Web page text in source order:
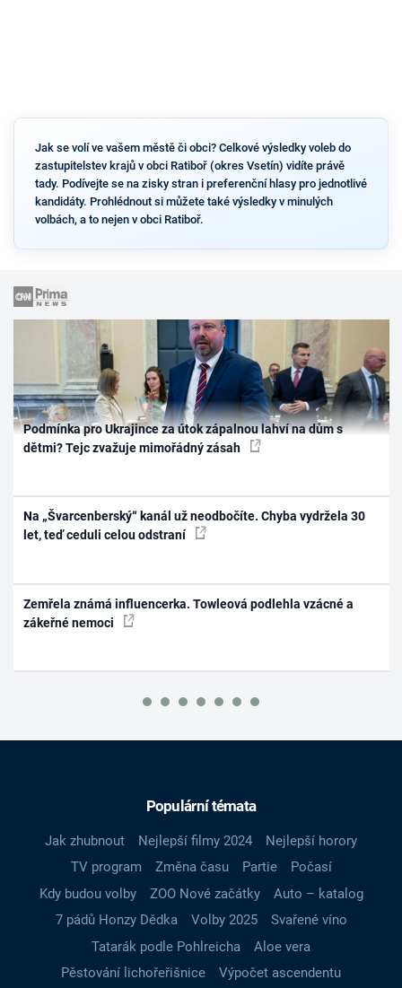
Jak se volí ve vašem městě či obci? Celkové výsledky voleb do
zastupitelstev krajů v obci Ratiboř (okres Vsetín) vidíte právě
tady. Podívejte se na zisky stran i preferenční hlasy pro jednotlivé
kandidáty. Prohlédnout si můžete také výsledky v minulých
volbách, a to nejen v obci Ratiboř.
Podmínka pro Ukrajince za útok zápalnou lahví na dům s
dětmi? Tejc zvažuje mimořádný zásah
Na „Švarcenberský“ kanál už neodbočíte. Chyba vydržela 30
let, teď ceduli celou odstraní
Zemřela známá influencerka. Towleová podlehla vzácné a
zákeřné nemoci
Populární témata
Jak zhubnout Nejlepší filmy 2024
Nejlepší horory
TV program
Změna času Partie
Počasí
Kdy budou volby
ZOO Nové začátky
Auto – katalog
7 pádů Honzy Dědka
Volby 2025
Svařené víno
Tatarák podle Pohlreicha
Aloe vera
Pěstování lichořeřišnice
Výpočet ascendentu